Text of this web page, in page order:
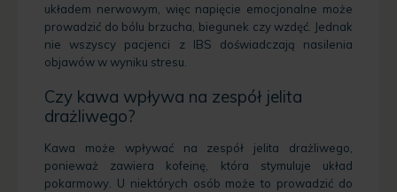
układem nerwowym, więc napięcie emocjonalne może
prowadzić do bólu brzucha, biegunek czy wzdęć. Jednak
nie wszyscy pacjenci z IBS doświadczają nasilenia
objawów w wyniku stresu.
Czy kawa wpływa na zespół jelita
drażliwego?
Kawa może wpływać na zespół jelita drażliwego,
ponieważ zawiera kofeinę, która stymuluje układ
pokarmowy. U niektórych osób może to prowadzić do